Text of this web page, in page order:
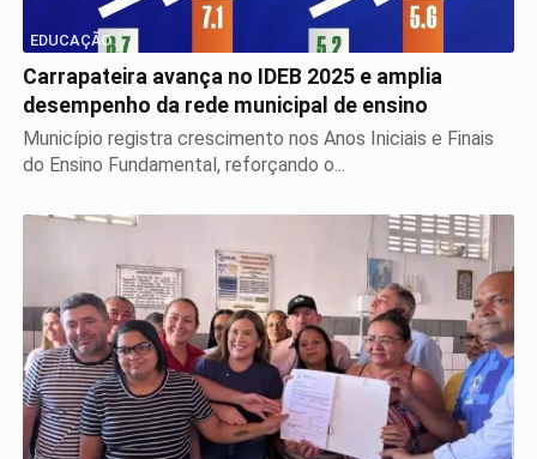
EDUCAÇÃO
Carrapateira avança no IDEB 2025 e amplia
desempenho da rede municipal de ensino
Município registra crescimento nos Anos Iniciais e Finais
do Ensino Fundamental, reforçando o...